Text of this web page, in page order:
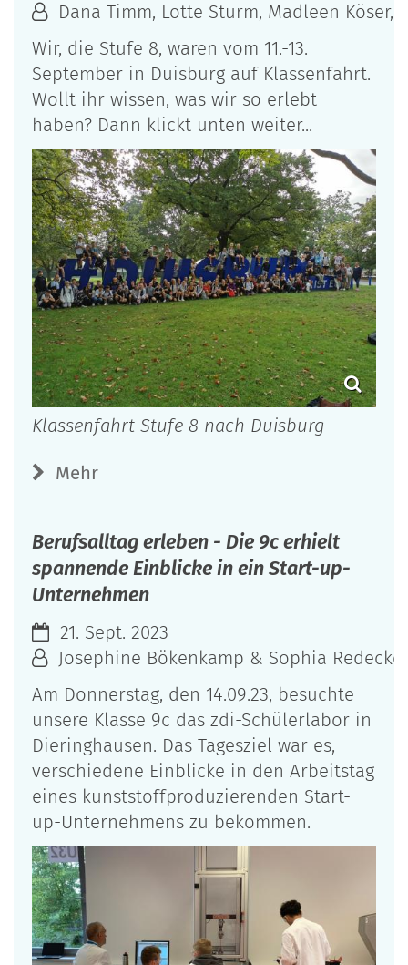
Dana Timm, Lotte Sturm, Madleen
Wir, die Stufe 8, waren vom 11.-13.
September in Duisburg auf Klassenfahrt.
Wollt ihr wissen, was wir so erlebt
haben? Dann klickt unten weiter...
Klassenfahrt Stufe 8 nach Duisburg
Mehr
Berufsalltag erleben - Die 9c erhielt
spannende Einblicke in ein Start-up-
Unternehmen
21. Sept. 2023
Josephine Bökenkamp & Sophia
Am Donnerstag, den 14.09.23, besuchte
unsere Klasse 9c das zdi-Schülerlabor in
Dieringhausen. Das Tagesziel war es,
verschiedene Einblicke in den Arbeitstag
eines kunststoffproduzierenden Start-
up-Unternehmens zu bekommen.